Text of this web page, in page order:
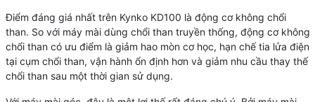
Điểm đáng giá nhất trên Kynko KD100 là động cơ không chổi
than. So với máy mài dùng chổi than truyền thống, động cơ không
chổi than có ưu điểm là giảm hao mòn cơ học, hạn chế tia lửa điện
tại cụm chổi than, vận hành ổn định hơn và giảm nhu cầu thay thế
chổi than sau một thời gian sử dụng.